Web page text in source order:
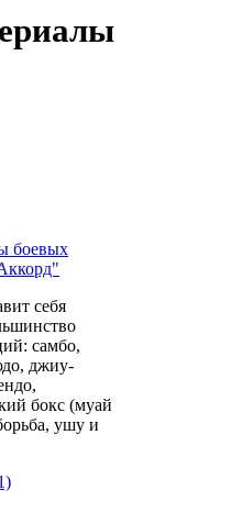
боевых
себя
самбо,
джиу-
бокс (муай
ушу и